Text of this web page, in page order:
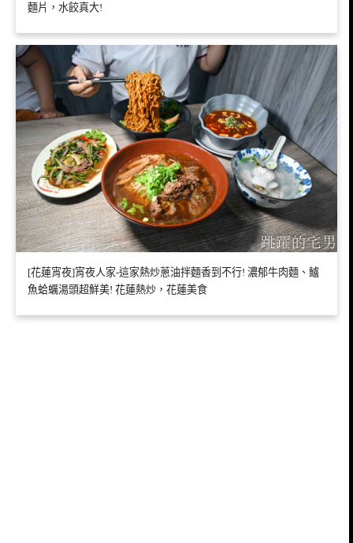
麵片，水餃真大!
[花蓮宵夜]宵夜人家-這家熱炒蔥油拌麵香到不行! 濃郁牛肉麵、鱸
魚蛤蠣湯頭超鮮美! 花蓮熱炒，花蓮美食